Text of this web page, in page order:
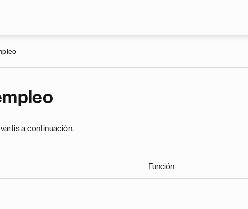
a continuación.
Función